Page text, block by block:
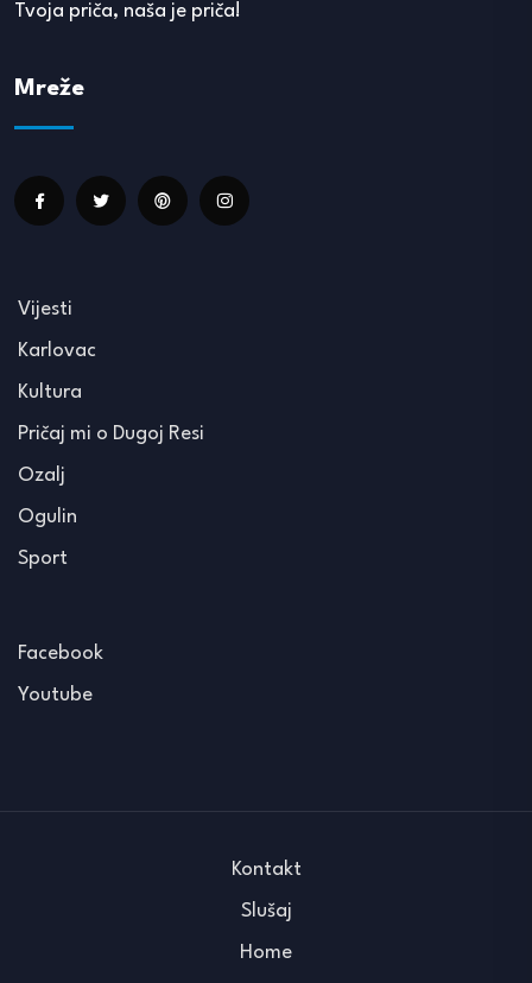
Tvoja priča, naša je priča!
Mreže
Vijesti
Karlovac
Kultura
Pričaj mi o Dugoj Resi
Ozalj
Ogulin
Sport
Facebook
Youtube
Kontakt
Slušaj
Home